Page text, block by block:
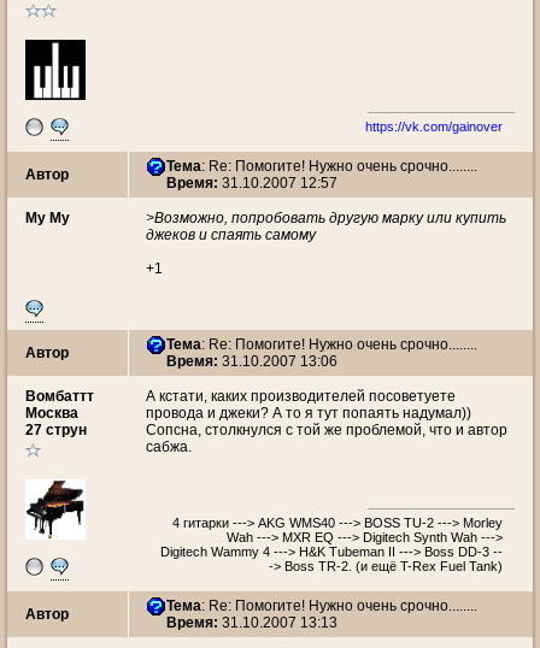
https://vk.com/gainover
Автор Тема: Re: Помогите! Нужно очень срочно........
Время: 31.10.2007 12:57
My My
>Возможно, попробовать другую марку или купить
джеков и спаять самому
+1
Автор Тема: Re: Помогите! Нужно очень срочно........
Время: 31.10.2007 13:06
Вомбаттт
Москва
27 струн
А кстати, каких производителей посоветуете
провода и джеки? А то я тут попаять надумал))
Сопсна, столкнулся с той же проблемой, что и автор
сабжа.
4 гитарки ---> AKG WMS40 ---> BOSS TU-2 ---> Morley
Wah ---> MXR EQ ---> Digitech Synth Wah --->
Digitech Wammy 4 ---> H&K Tubeman II ---> Boss DD-3 --
-> Boss TR-2. (и ещё T-Rex Fuel Tank)
Автор Тема: Re: Помогите! Нужно очень срочно........
Время: 31.10.2007 13:13